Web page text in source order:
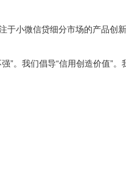
小微信贷细分市场的产品创
”。我们倡导“信用创造价值”